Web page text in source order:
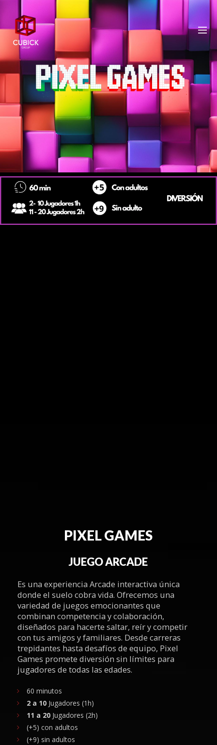
PIXEL GAMES
JUEGO ARCADE
Es una experiencia Arcade interactiva única
donde el suelo cobra vida. Ofrecemos una
variedad de juegos emocionantes que
combinan competencia y colaboración,
diseñados para hacerte saltar, reír y competir
con tus amigos y familiares. Desde carreras
trepidantes hasta desafíos de equipo, Pixel
Games promete diversión sin límites para
jugadores de todas las edades.
60 minutos
2 a 10 Jugadores (1h)
11 a 20 Jugadores (2h)
(+5) con adultos
(+9) sin adultos